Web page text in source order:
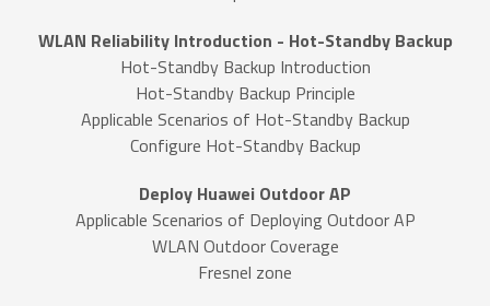
WLAN Reliability Introduction - Hot-Standby Backup
Hot-Standby Backup Introduction
Hot-Standby Backup Principle
Applicable Scenarios of Hot-Standby Backup
Configure Hot-Standby Backup
Deploy Huawei Outdoor AP
Applicable Scenarios of Deploying Outdoor AP
WLAN Outdoor Coverage
Fresnel zone